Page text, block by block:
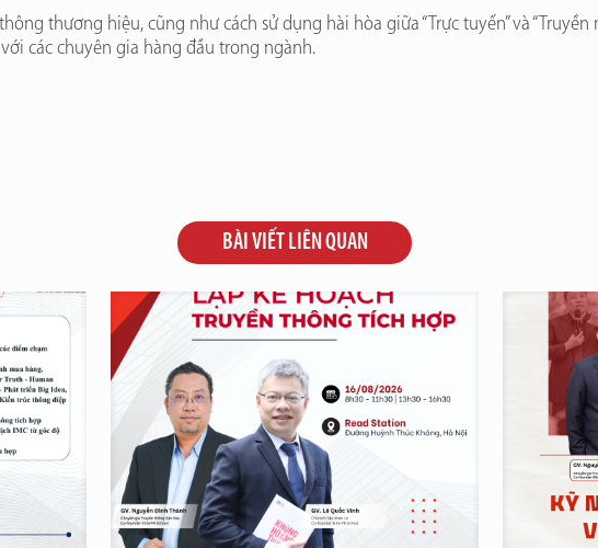
thương hiệu, cũng như cách sử dụng hài hòa giữa “Trực tuyến” và “Truyền
các chuyên gia hàng đầu trong ngành.
BÀI VIẾT LIÊN QUAN